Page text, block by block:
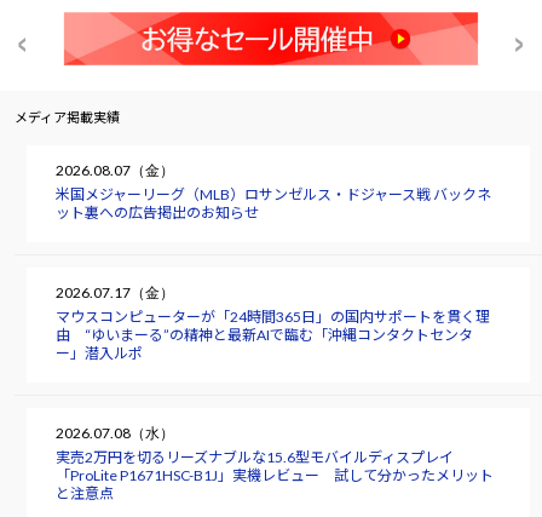
メディア掲載実績
2026.08.07（金）
米国メジャーリーグ（MLB）ロサンゼルス・ドジャース戦 バックネ
ット裏への広告掲出のお知らせ
2026.07.17（金）
マウスコンピューターが「24時間365日」の国内サポートを貫く理
由 “ゆいまーる”の精神と最新AIで臨む「沖縄コンタクトセンタ
ー」潜入ルポ
2026.07.08（水）
実売2万円を切るリーズナブルな15.6型モバイルディスプレイ
「ProLite P1671HSC-B1J」実機レビュー 試して分かったメリット
と注意点